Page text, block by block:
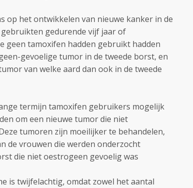
op het ontwikkelen van nieuwe kanker in de
gedurende vijf jaar of
geen tamoxifen hadden gebruikt hadden
gevoelige tumor in de tweede borst, en
van welke aard dan ook in de tweede
termijn tamoxifen gebruikers mogelijk
om een nieuwe tumor die niet
tumoren zijn moeilijker te behandelen,
de vrouwen die werden onderzocht
die niet oestrogeen gevoelig was
is twijfelachtig, omdat zowel het aantal